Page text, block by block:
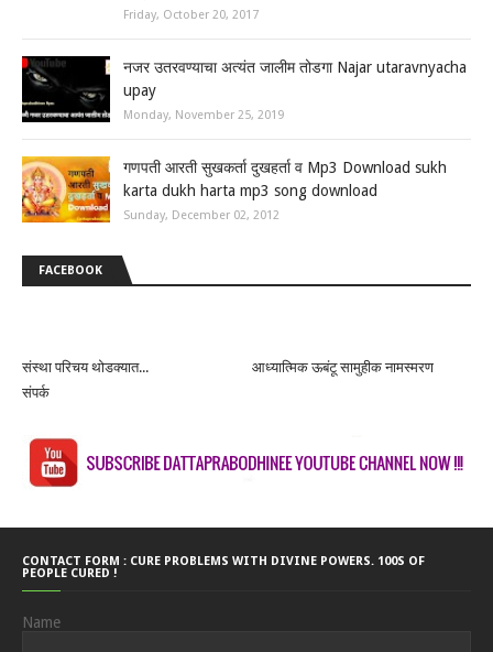
Friday, October 20, 2017
नजर उतरवण्याचा अत्यंत जालीम तोडगा Najar utaravnyacha
upay
Monday, November 25, 2019
गणपती आरती सुखकर्ता दुखहर्ता व Mp3 Download sukh
karta dukh harta mp3 song download
Sunday, December 02, 2012
FACEBOOK
संस्था परिचय थोडक्यात...
आध्यात्मिक ऊबंटू सामुहीक नामस्मरण
संपर्क
CONTACT FORM : CURE PROBLEMS WITH DIVINE POWERS. 100S OF
PEOPLE CURED !
Name